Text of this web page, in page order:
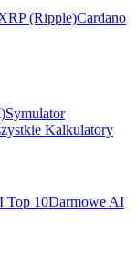
(Ripple)Cardano
Symulator
Kalkulatory
Top 10Darmowe AI